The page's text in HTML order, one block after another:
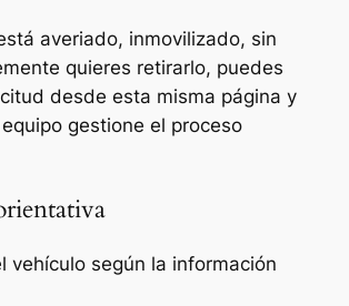
averiado, inmovilizado, sin
quieres retirarlo, puedes
desde esta misma página y
gestione el proceso
vehículo según la información